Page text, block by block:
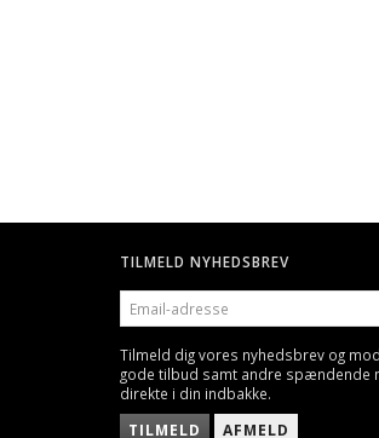
TILMELD NYHEDSBREV
EMAIL-
ADRESSE
Tilmeld dig vores nyhedsbrev og
gode tilbud samt andre spændende
direkte i din indbakke.
TILMELD AFMELD